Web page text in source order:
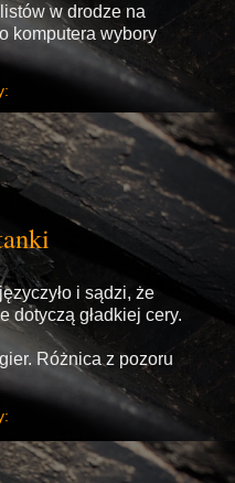
w drodze na
komputera wybory
i sądzi, że
dotyczą gładkiej cery.
Różnica z pozoru